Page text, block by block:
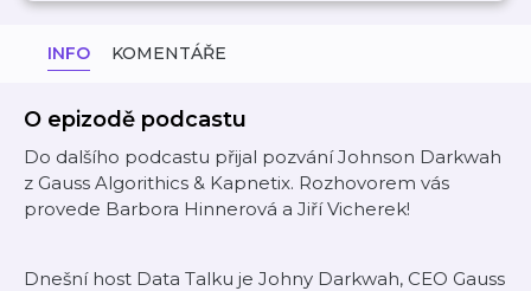
INFO KOMENTÁŘE
O epizodě podcastu
Do dalšího podcastu přijal pozvání Johnson Darkwah
z Gauss Algorithics & Kapnetix. Rozhovorem vás
provede Barbora Hinnerová a Jiří Vicherek!
Dnešní host Data Talku je Johny Darkwah, CEO Gauss